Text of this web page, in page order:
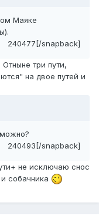
Маяке
240477[/snapback]
три пути,
на двое путей и
240493[/snapback]
не исключаю снос
собачника